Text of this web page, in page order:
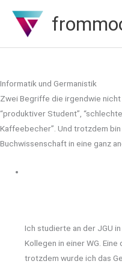
Inhalt
springen
Informatik und Germanistik
Zwei Begriffe die irgendwie nicht
“produktiver Student”,
Kaffeebecher”. Und trotzdem
Buchwissenschaft in eine ganz
Ich studierte an der JGU
Kollegen in einer WG.
trotzdem wurde ich das